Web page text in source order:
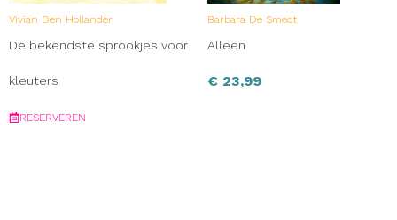
Vivian Den Hollander
De bekendste sprookjes voor
kleuters
RESERVEREN
Barbara De Smedt
Alleen
€ 23,99